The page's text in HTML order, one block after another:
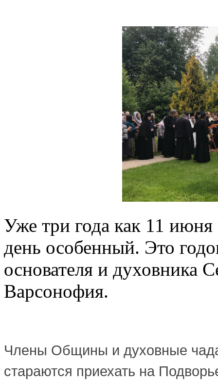
Уже три года как 11
день особенный. Это
основателя и духовника
Варсонофия.
Члены Общины и духовные
стараются приехать на